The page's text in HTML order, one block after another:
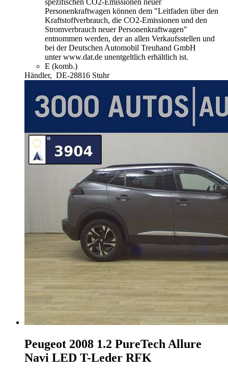
spezifischen CO2-Emissionen neuer
Personenkraftwagen können dem "Leitfaden über den
Kraftstoffverbrauch, die CO2-Emissionen und den
Stromverbrauch neuer Personenkraftwagen"
entnommen werden, der an allen Verkaufsstellen und
bei der Deutschen Automobil Treuhand GmbH
unter www.dat.de unentgeltlich erhältlich ist.
E (komb.)
Händler, DE-28816 Stuhr
Peugeot 2008 1.2 PureTech Allure
Navi LED T-Leder RFK